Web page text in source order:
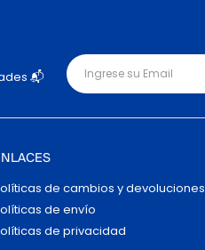
📬
de cambios y devoluciones
de envío
de privacidad